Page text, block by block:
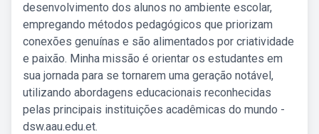
desenvolvimento dos alunos no ambiente escolar,
empregando métodos pedagógicos que priorizam
conexões genuínas e são alimentados por criatividade
e paixão. Minha missão é orientar os estudantes em
sua jornada para se tornarem uma geração notável,
utilizando abordagens educacionais reconhecidas
pelas principais instituições acadêmicas do mundo -
dsw.aau.edu.et.